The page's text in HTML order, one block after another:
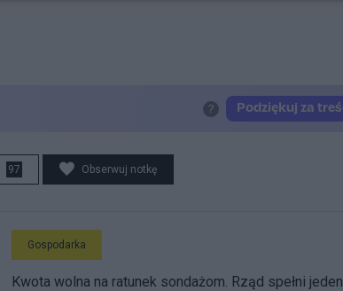
97 Obserwuj notkę
Gospodarka
Kwota wolna na ratunek sondażom. Rząd spełni jeden